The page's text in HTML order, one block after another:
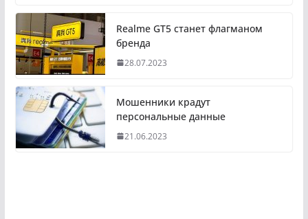
Realme GT5 станет флагманом
бренда
28.07.2023
Мошенники крадут
персональные данные
21.06.2023